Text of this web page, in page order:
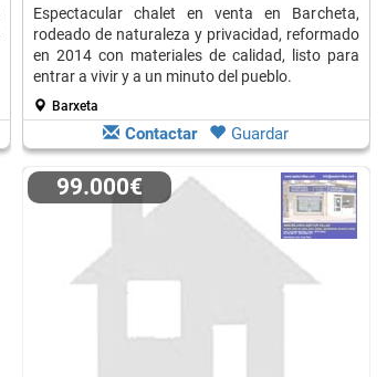
Espectacular chalet en venta en Barcheta,
rodeado de naturaleza y privacidad, reformado
en 2014 con materiales de calidad, listo para
entrar a vivir y a un minuto del pueblo.
Barxeta
Contactar Guardar
99.000€